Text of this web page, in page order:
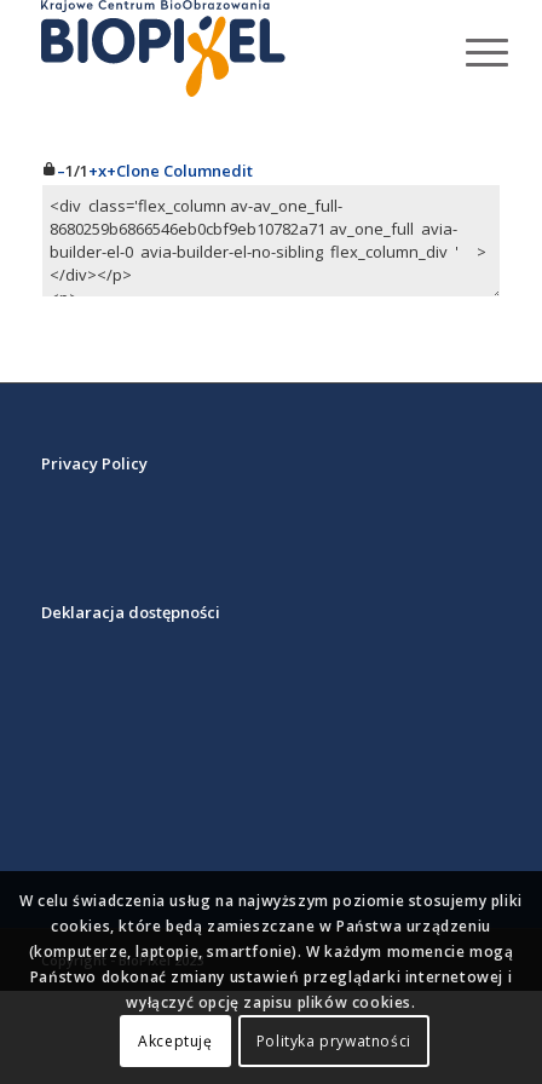
–1/1+x+Clone Columnedit
Privacy Policy
Deklaracja dostępności
Copyright - BioPixel 2023
W celu świadczenia usług na najwyższym poziomie stosujemy pliki
cookies, które będą zamieszczane w Państwa urządzeniu
(komputerze, laptopie, smartfonie). W każdym momencie mogą
Państwo dokonać zmiany ustawień przeglądarki internetowej i
wyłączyć opcję zapisu plików cookies.
Akceptuję
Polityka prywatności